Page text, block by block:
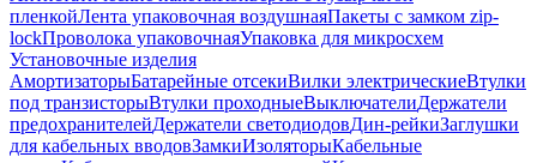
пленкойЛента упаковочная воздушнаяПакеты с замком zip-
lockПроволока упаковочнаяУпаковка для микросхем
Установочные изделия
АмортизаторыБатарейные отсекиВилки электрическиеВтулки
под транзисторыВтулки проходныеВыключателиДержатели
предохранителейДержатели светодиодовДин-рейкиЗаглушки
для кабельных вводовЗамкиИзоляторыКабельные